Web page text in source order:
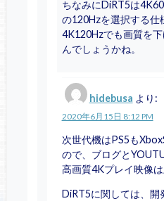
ちなみにDiRT5は
の120Hzを選択する仕
4K120Hzでも画質を
んでしょうかね。
hidebusa より:
2020年6月15日 8:12 PM
次世代機はPS5も
ので、ブログと
高画質4Kプレイ映像は
DiRT5に関しては、開